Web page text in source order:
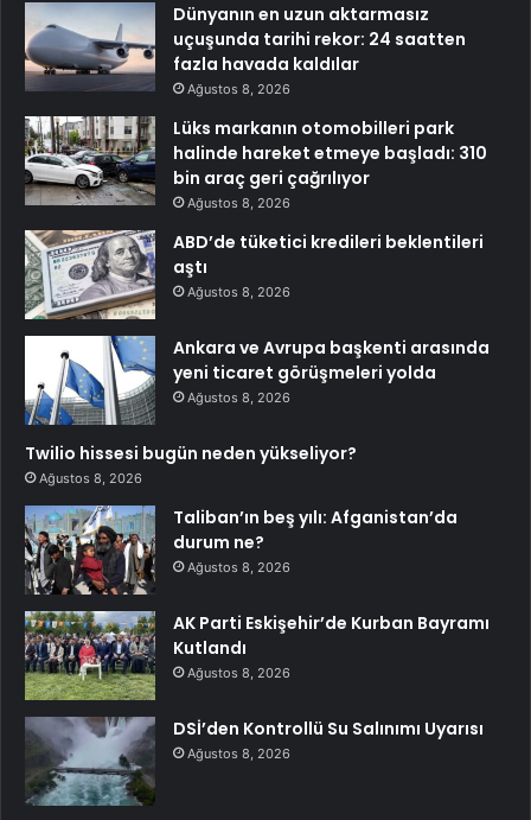
Dünyanın en uzun aktarmasız
uçuşunda tarihi rekor: 24 saatten
fazla havada kaldılar
Ağustos 8, 2026
Lüks markanın otomobilleri park
halinde hareket etmeye başladı: 310
bin araç geri çağrılıyor
Ağustos 8, 2026
ABD’de tüketici kredileri beklentileri
aştı
Ağustos 8, 2026
Ankara ve Avrupa başkenti arasında
yeni ticaret görüşmeleri yolda
Ağustos 8, 2026
Twilio hissesi bugün neden yükseliyor?
Ağustos 8, 2026
Taliban’ın beş yılı: Afganistan’da
durum ne?
Ağustos 8, 2026
AK Parti Eskişehir’de Kurban Bayramı
Kutlandı
Ağustos 8, 2026
DSİ’den Kontrollü Su Salınımı Uyarısı
Ağustos 8, 2026